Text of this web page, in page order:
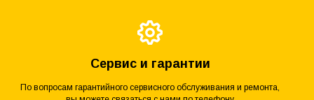
Сервис и гарантии
По вопросам гарантийного сервисного обслуживания и ремонта,